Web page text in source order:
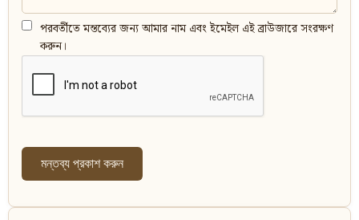
পরবর্তীতে মন্তব্যের জন্য আমার নাম এবং ইমেইল এই ব্রাউজারে সংরক্ষণ
করুন।